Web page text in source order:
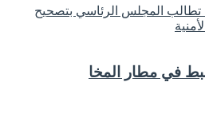
في مطار المخا